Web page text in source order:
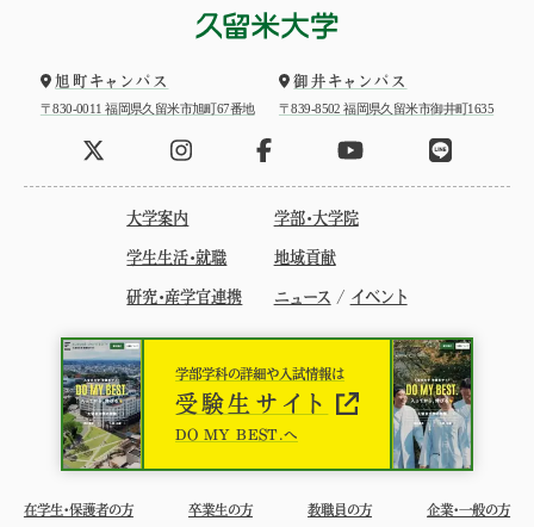
旭町キャンパス
〒830-0011 福岡県久留米市旭町67番地
御井キャンパス
〒839-8502 福岡県久留米市御井町1635
大学案内 学部・大学院
学生生活・就職 地域貢献
研究・産学官連携 ニュース / イベント
学部学科の詳細や入試情報は
受験生サイト
DO MY BEST.へ
在学生・保護者の方 卒業生の方 教職員の方 企業・一般の方